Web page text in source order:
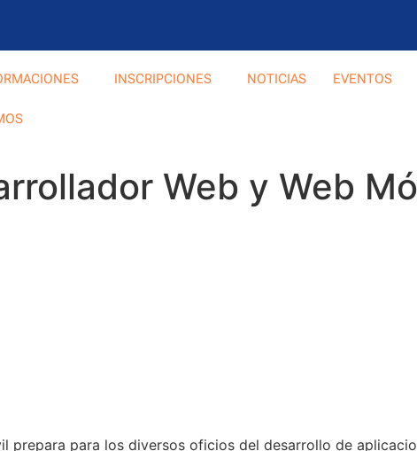
INSCRIPCIONES NOTICIAS EVENTOS
Web y Web
prepara para los diversos oficios del desarrollo de